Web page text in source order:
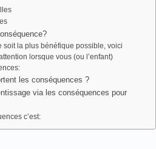
soit la plus bénéfique possible, voici
lorsque vous (ou l’enfant)
les conséquences ?
via les conséquences pour
c’est: